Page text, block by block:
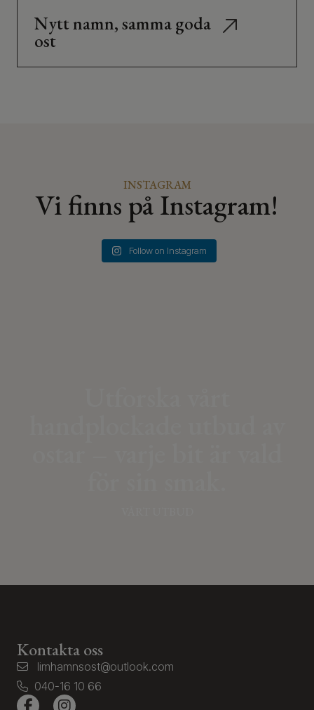
Nytt namn, samma goda
ost
INSTAGRAM
Vi finns på Instagram!
Follow on Instagram
Kontakta oss
limhamnsost@outlook.com
040-16 10 66